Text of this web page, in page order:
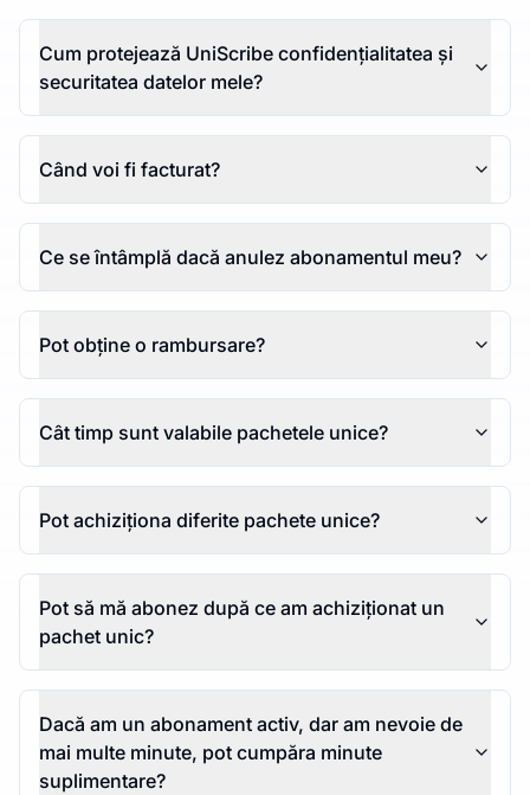
Cum protejează UniScribe confidențialitatea și
securitatea datelor mele?
Când voi fi facturat?
Ce se întâmplă dacă anulez abonamentul meu?
Pot obține o rambursare?
Cât timp sunt valabile pachetele unice?
Pot achiziționa diferite pachete unice?
Pot să mă abonez după ce am achiziționat un
pachet unic?
Dacă am un abonament activ, dar am nevoie de
mai multe minute, pot cumpăra minute
suplimentare?